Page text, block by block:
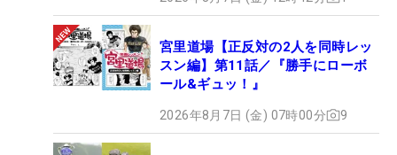
宮里道場【正反対の2人を同時レッ
スン編】第11話／『勝手にローボ
ール&ギュッ！』
2026年8月7日 (金) 07時00分 9